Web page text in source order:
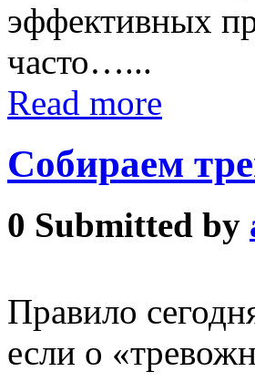
эффективных
часто…...
Read more
Собираем
0 Submitted by
Правило
если о